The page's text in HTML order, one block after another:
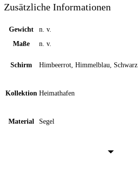
Zusätzliche Informationen
Gewicht
n. v.
Maße
n. v.
Schirm Himbeerrot, Himmelblau, Schwarz
Kollektion Heimathafen
Material Segel